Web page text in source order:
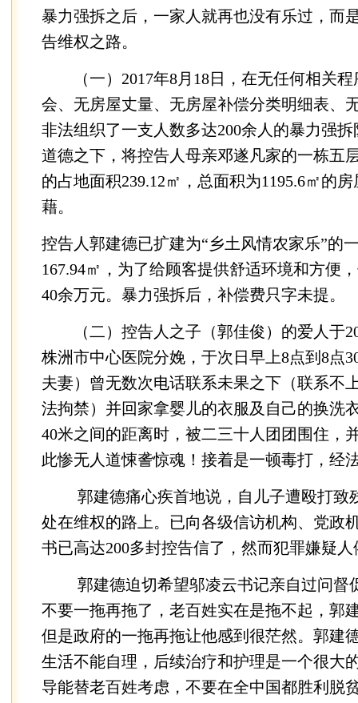
暴力强拆之后，一家人就再也没有乐过，而
告维权之路。
（一）2017年8月18日，在无任何相关程
会、无房屋丈量、无房屋补偿分类明细表、
非法组织了一支人数多达200余人的暴力强
道德之下，将控告人母亲邓遂凡家的一栋五
的占地面积239.12㎡，总面积为1195.6㎡的
藉。
控告人郭建德已扩建为“乡土风情农家乐”的
167.94㎡，为了给顾客提供舒适环境和方便
40余万元。暴力强拆后，补偿费只字未提。
（二）控告人之子（郭佳俊）的爱人于
株洲市中心医院分娩，于次日早上8点到8点
夫妻）曾无数次电话联系未果之下（联系不
法拘禁）并回家拿婴儿的衣服及自己的换洗
40米之间的距离时，被二三十人团团围住，
此惨无人道悚詟惊魂！接着是一顿毒打，经
郭建德痛心疾首地说，自儿子遭殴打致
处在维权的路上。已向各级信访机构、党政
书已高达200多封控告信了，然而犯罪嫌疑
郭建德迫切希望邬凌云书记亲自过问督
不要一拖再拖了，老百姓实在是拖不起，郭
但是政府的一拖再拖让他感到很茫然。郭建
生活不能自理，后续治疗和护理是一个很大
导能替老百姓考虑，不要在全中国都胜利脱